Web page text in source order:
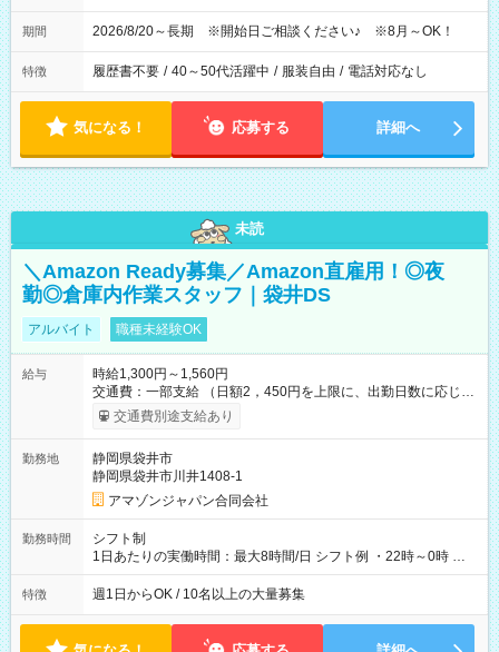
期間 2026/8/20～長期 ※開始日ご相談ください♪ ※8月～OK！
特徴 履歴書不要 / 40～50代活躍中 / 服装自由 / 電話対応なし
気になる！ 応募する 詳細へ
未読
＼Amazon Ready募集／Amazon直雇用！◎夜
勤◎倉庫内作業スタッフ｜袋井DS
アルバイト 職種未経験OK
給与
時給1,300円～1,560円
交通費：一部支給 （日額2，450円を上限に、出勤日数に応じて
実費支給） ※22:00～翌5:00までは時給25%UP！ ■給与前払い
制度あり ※前払い額の上限あり、手数料無料（Amazon負担）
交通費別途支給あり
勤務地
静岡県袋井市
静岡県袋井市川井1408-1
アマゾンジャパン合同会社
勤務時間
シフト制
1日あたりの実働時間：最大8時間/日 シフト例 ・22時～0時 入
社後、就業可能シフトをご確認の上、申請してください。
特徴 週1日からOK / 10名以上の大量募集